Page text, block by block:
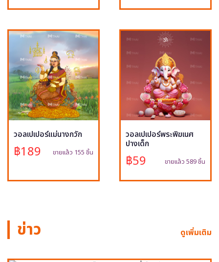
วอลเปเปอร์แม่นางกวัก
฿189 ขายแล้ว 155 ชิ้น
วอลเปเปอร์พระพิฆเนศ
ปางเด็ก
฿59 ขายแล้ว 589 ชิ้น
ข่าว ดูเพิ่มเติม